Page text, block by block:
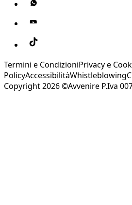
Termini e CondizioniPrivacy e
PolicyAccessibilitàWhistleblowing
Copyright 2026 ©Avvenire P.Iva